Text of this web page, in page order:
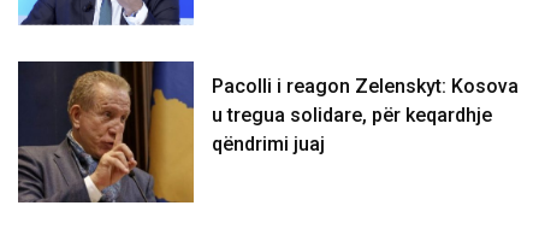
Pacolli i reagon Zelenskyt: Kosova
u tregua solidare, për keqardhje
qëndrimi juaj